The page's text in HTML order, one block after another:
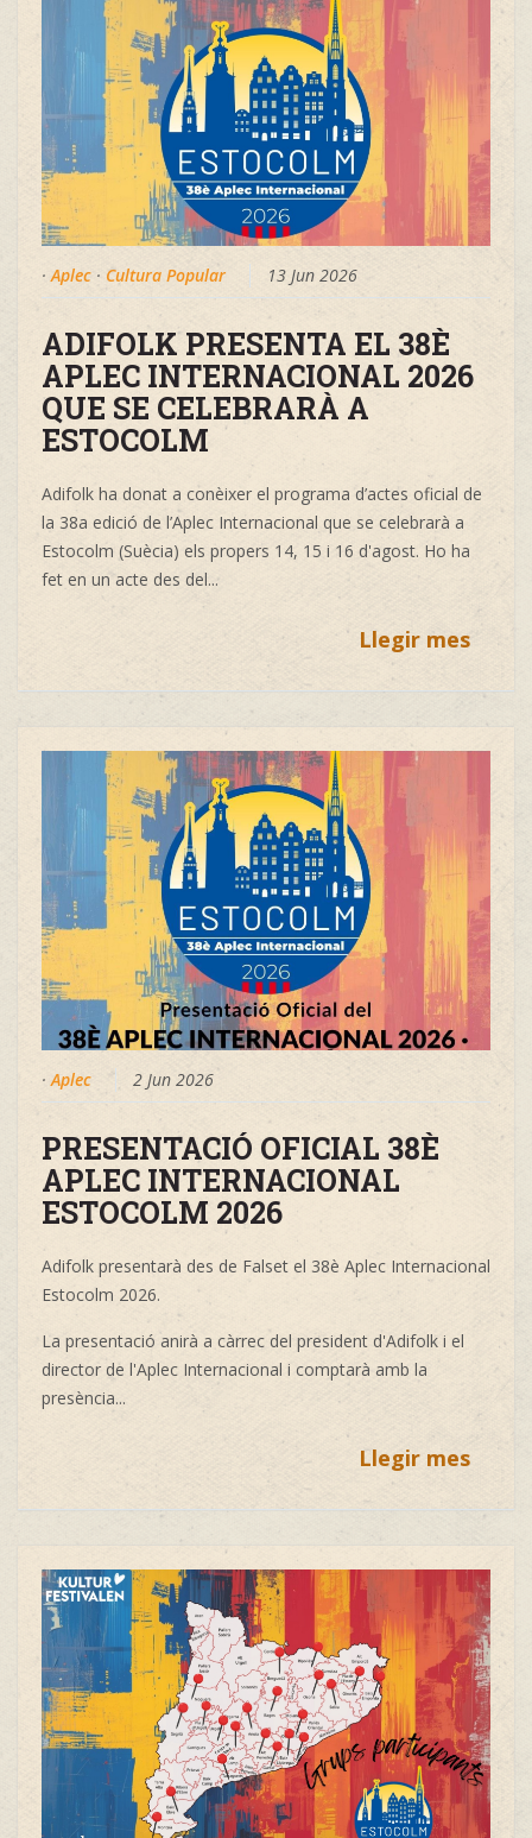
·Aplec · Cultura Popular 13 Jun 2026
ADIFOLK PRESENTA EL 38È
APLEC INTERNACIONAL 2026
QUE SE CELEBRARÀ A
ESTOCOLM
Adifolk ha donat a conèixer el programa d’actes oficial de
la 38a edició de l’Aplec Internacional que se celebrarà a
Estocolm (Suècia) els propers 14, 15 i 16 d'agost. Ho ha
fet en un acte des del...
Llegir mes
·Aplec 2 Jun 2026
PRESENTACIÓ OFICIAL 38È
APLEC INTERNACIONAL
ESTOCOLM 2026
Adifolk presentarà des de Falset el 38è Aplec Internacional
Estocolm 2026.
La presentació anirà a càrrec del president d'Adifolk i el
director de l'Aplec Internacional i comptarà amb la
presència...
Llegir mes